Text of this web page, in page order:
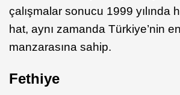
çalışmalar sonucu 1999 yılında
hat, aynı zamanda Türkiye’nin
manzarasına sahip. ​
Fethiye